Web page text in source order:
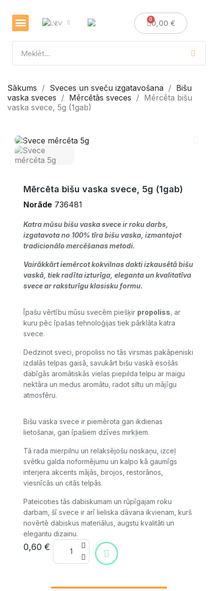
LV 0,00 €
Sākums Sveces un sveču izgatavošana
Bišu
vaska sveces
Mērcētās sveces
Mērcēta bišu
vaska svece, 5g (1gab)
Mērcēta bišu vaska svece, 5g (1gab)
Norāde 736481
Katra mūsu bišu vaska svece ir roku darbs,
izgatavota no 100% tīra bišu vaska, izmantojot
tradicionālo mercēšanas metodi.
Vairākkārt iemērcot kokvilnas dakti izkausētā bišu
vaskā, tiek radīta izturīga, eleganta un kvalitatīva
svece ar raksturīgu klasisku formu.
Īpašu vērtību mūsu svecēm piešķir propoliss , ar
kuru pēc īpašas tehnoloģijas tiek pārklāta katra
svece.
Dedzinot sveci, propoliss no tās virsmas pakāpeniski
izdalās telpas gaisā, savukārt bišu vaskā esošās
dabīgās aromātiskās vielas piepilda telpu ar maigu
nektāra un medus aromātu, radot siltu un mājīgu
atmosfēru.
Bišu vaska svece ir piemērota gan ikdienas
lietošanai, gan īpašiem dzīves mirkļiem.
Tā rada mierpilnu un relaksējošu noskaņu, izceļ
svētku galda noformējumu un kalpo kā gaumīgs
interjera akcents mājās, birojos, restorānos,
viesnīcās un citās telpās.
Pateicoties tās dabiskumam un rūpīgajam roku
darbam, šī svece ir arī lieliska dāvana ikvienam, kurš
novērtē dabiskus materiālus, augstu kvalitāti un
elegantu dizainu.
0,60 €